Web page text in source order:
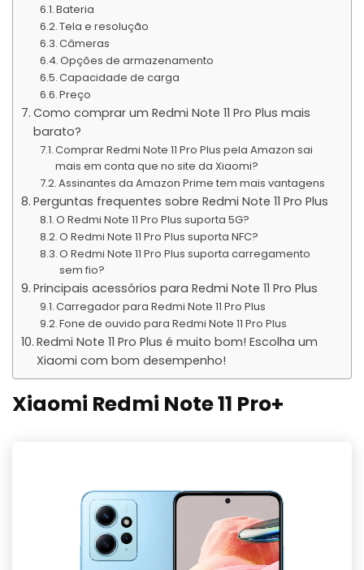
Bateria
Tela e resolução
Câmeras
Opções de armazenamento
Capacidade de carga
Preço
Como comprar um Redmi Note 11 Pro Plus mais
barato?
Comprar Redmi Note 11 Pro Plus pela Amazon sai
mais em conta que no site da Xiaomi?
Assinantes da Amazon Prime tem mais vantagens
Perguntas frequentes sobre Redmi Note 11 Pro Plus
O Redmi Note 11 Pro Plus suporta 5G?
O Redmi Note 11 Pro Plus suporta NFC?
O Redmi Note 11 Pro Plus suporta carregamento
sem fio?
Principais acessórios para Redmi Note 11 Pro Plus
Carregador para Redmi Note 11 Pro Plus
Fone de ouvido para Redmi Note 11 Pro Plus
Redmi Note 11 Pro Plus é muito bom! Escolha um
Xiaomi com bom desempenho!
Xiaomi Redmi Note 11 Pro+